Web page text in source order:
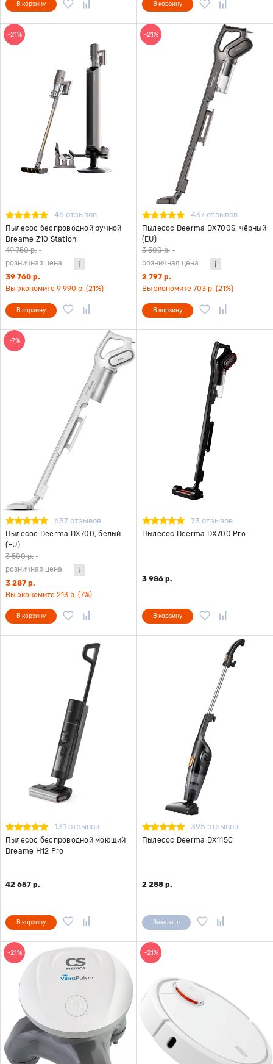
В корзину В корзину
-21%
46 отзывов
Пылесос беспроводной ручной
Dreame Z10 Station
49 750 р. -
розничная цена
39 760 р.
Вы экономите 9 990 р. (21%)
В корзину
-21%
437 отзывов
Пылесос Deerma DX700S, чёрный
(EU)
3 500 р. -
розничная цена
2 797 р.
Вы экономите 703 р. (21%)
В корзину
-7%
637 отзывов
Пылесос Deerma DX700, белый
(EU)
3 500 р. -
розничная цена
3 287 р.
Вы экономите 213 р. (7%)
В корзину
73 отзывов
Пылесос Deerma DX700 Pro
3 986 р.
В корзину
131 отзывов
Пылесос беспроводной моющий
Dreame H12 Pro
42 657 р.
В корзину
395 отзывов
Пылесос Deerma DX115C
2 288 р.
Заказать
-21% -21%